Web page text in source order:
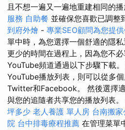
且不想一遍又一遍地重建相同的播
服務 自助餐 並確保您喜歡已調整
到府外燴 - 專業SEO顧問為您提
單中時，為您選擇一個舒適的隱
更少的時間在過程上，因為您不必
YouTube頻道通過以下步驟下載
YouTube播放列表，則可以從多個
Twitter和Facebook。 然後選擇
與您的追隨者共享您的播放列表
坪多少 老人養護 單人房 台南搬家
院 台中排毒療程推薦 在管理菜單